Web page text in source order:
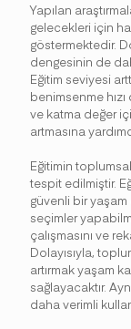
Yapılan
gelecekleri için
göstermektedir.
dengesinin de
Eğitim seviyesi
benimsenme
ve katma değer
artmasına
Eğitimin toplumsal
tespit edilmiştir.
güvenli bir
seçimler
çalışmasını ve
Dolayısıyla,
artırmak yaşam
sağlayacaktır.
daha verimli